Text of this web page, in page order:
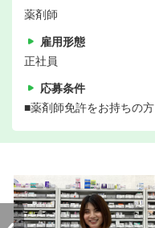
薬剤師
雇用形態
正社員
応募条件
■薬剤師免許をお持ちの方